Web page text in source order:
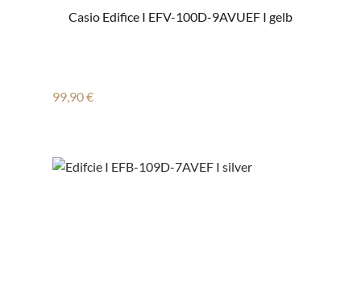
Casio Edifice I EFV-100D-9AVUEF I gelb
Regulärer Preis:
99,90 €